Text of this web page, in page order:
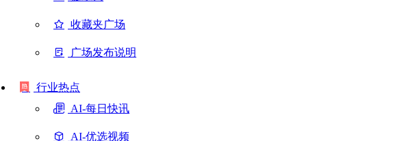
收藏夹广场
广场发布说明
行业热点
AI-每日快讯
AI-优选视频